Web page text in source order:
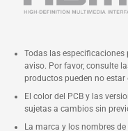
Todas las
aviso. Por favor, consulte
productos pueden no
El color del PCB y las
sujetas a cambios sin
La marca y los nombres